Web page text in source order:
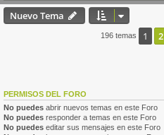
Nuevo Tema
196 temas 1 2
PERMISOS DEL FORO
No puedes abrir nuevos temas en este Foro
No puedes responder a temas en este Foro
No puedes editar sus mensajes en este Foro